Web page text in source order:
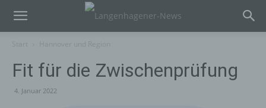
Fit für die Zwischenprüfung
4. Januar 2022